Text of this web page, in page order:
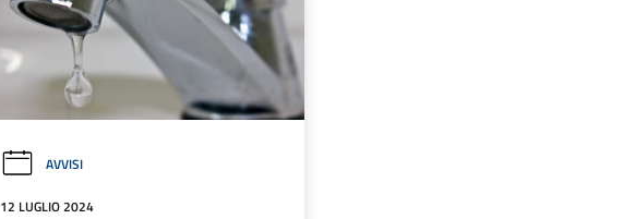
AVVISI
12 LUGLIO 2024